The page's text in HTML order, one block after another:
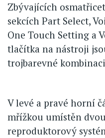
Zbývajících
sekcích Part Select,
One Touch Setting a
tlačítka na nástroji
trojbarevné
V levé a pravé horní
mřížkou umístěn
reproduktorový